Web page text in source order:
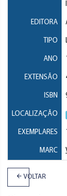
EDITORA
TIPO
ANO
EXTENSÃO
ISBN
LOCALIZAÇÃO
EXEMPLARES
MARC
VOLTAR